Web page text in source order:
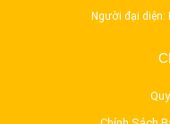
Người đại diện: